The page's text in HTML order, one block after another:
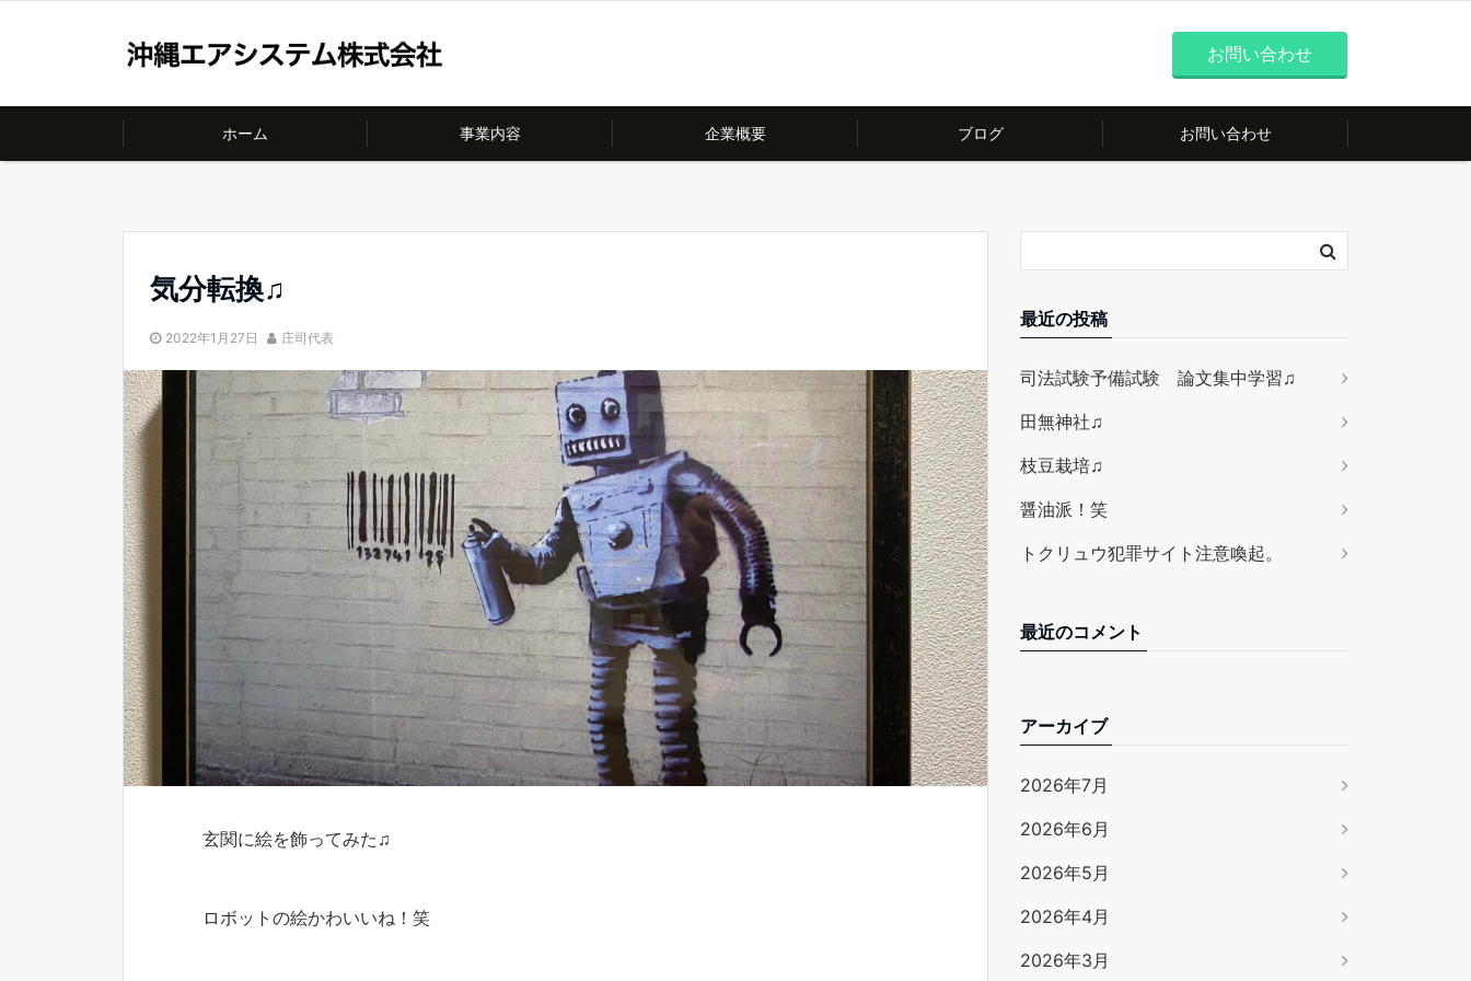
お問い合わせ
ホーム 事業内容 企業概要 ブログ お問い合わせ
気分転換♫
2022年1月27日 庄司代表
玄関に絵を飾ってみた♫
ロボットの絵かわいいね！笑
最近の投稿
司法試験予備試験 論文集中学習♫
田無神社♫
枝豆栽培♫
醤油派！笑
トクリュウ犯罪サイト注意喚起。
最近のコメント
アーカイブ
2026年7月
2026年6月
2026年5月
2026年4月
2026年3月